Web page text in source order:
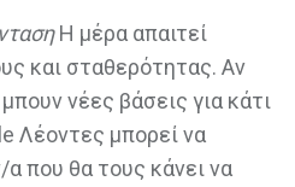
Η μέρα απαιτεί
και σταθερότητας. Αν
νέες βάσεις για κάτι
Λέοντες μπορεί να
που θα τους κάνει να